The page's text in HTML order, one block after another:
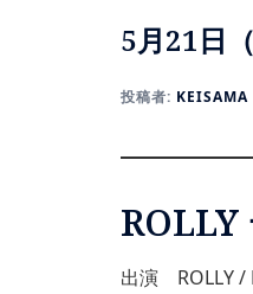
5月21日
投稿者: KEISAMA
出演 ROLLY /